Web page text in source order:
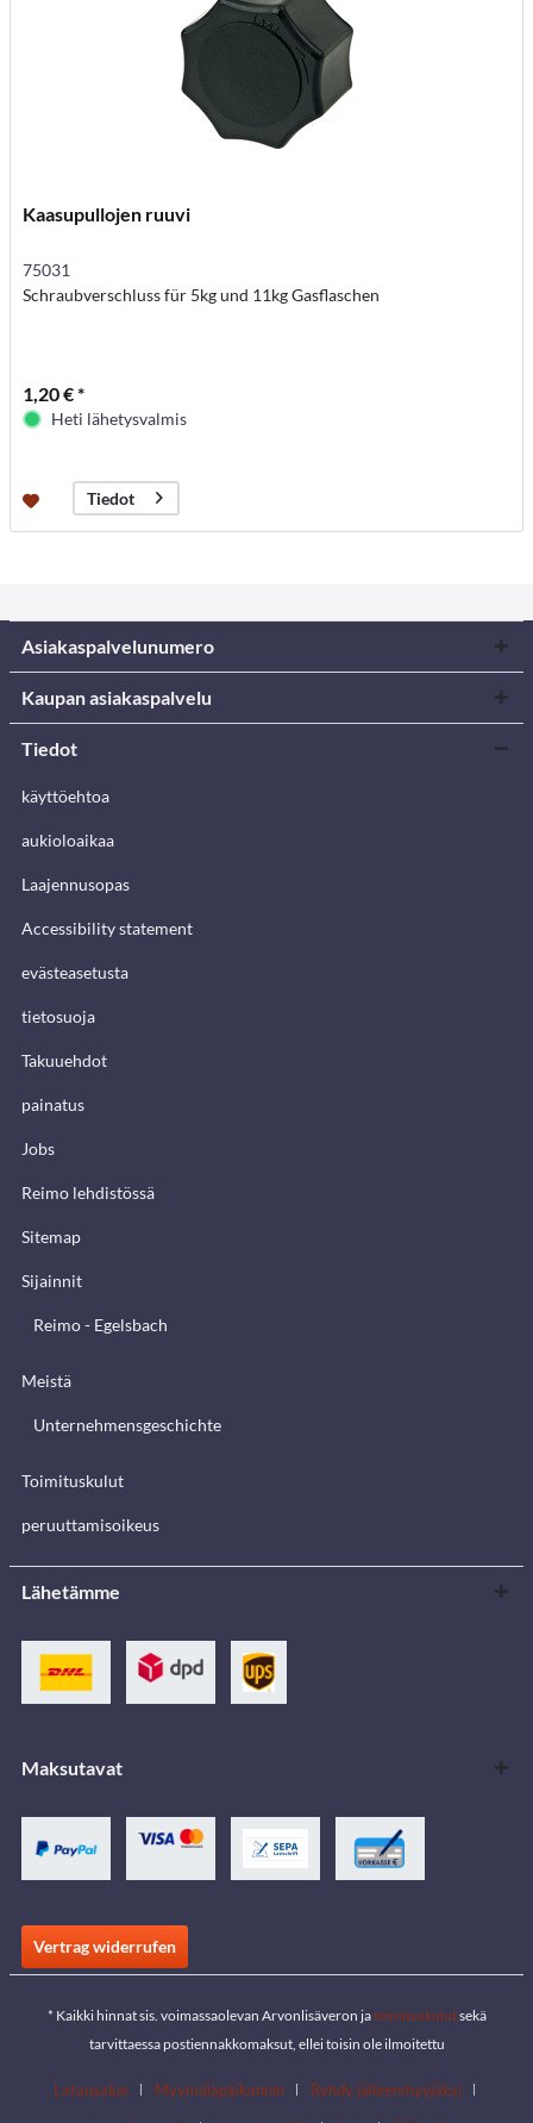
Kaasupullojen ruuvi
75031
Schraubverschluss für 5kg und 11kg Gasflaschen
1,20 € *
Heti lähetysvalmis
Tiedot
Asiakaspalvelunumero
Kaupan asiakaspalvelu
Tiedot
käyttöehtoa
aukioloaikaa
Laajennusopas
Accessibility statement
evästeasetusta
tietosuoja
Takuuehdot
painatus
Jobs
Reimo lehdistössä
Sitemap
Sijainnit
Reimo - Egelsbach
Meistä
Unternehmensgeschichte
Toimituskulut
peruuttamisoikeus
Lähetämme
Maksutavat
Vertrag widerrufen
* Kaikki hinnat sis. voimassaolevan Arvonlisäveron jatoimituskulutsekä
tarvittaessa postiennakkomaksut, ellei toisin ole ilmoitettu
Latausalue Myymäläpaikannin
Ryhdy jälleenmyyjäksi